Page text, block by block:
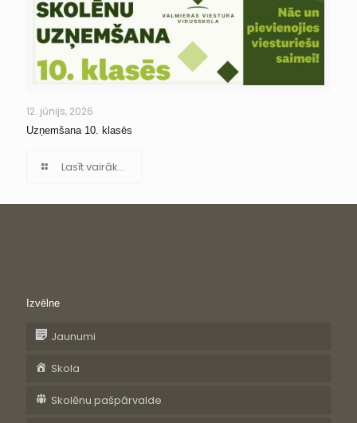
12. jūnijs, 2026
Uzņemšana 10. klasēs
Lasīt vairāk...
Izvēlne
Jaunumi
Skola
Skolēnu pašpārvalde